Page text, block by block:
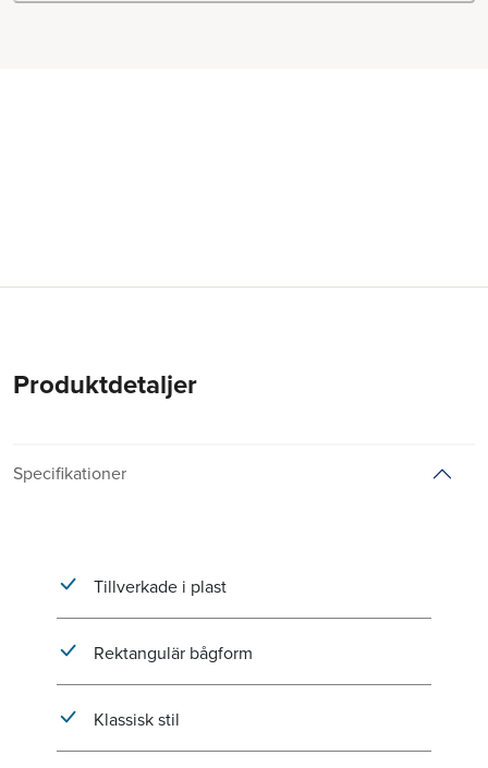
Produktdetaljer
Specifikationer
Tillverkade i plast
Rektangulär bågform
Klassisk stil